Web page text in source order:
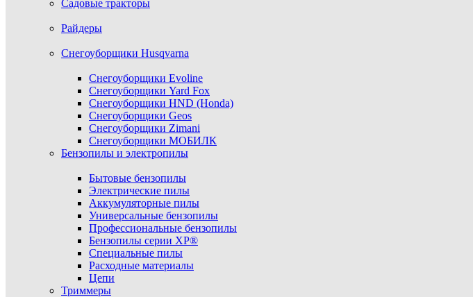
Садовые тракторы
Райдеры
Снегоуборщики Husqvarna
Снегоуборщики Evoline
Снегоуборщики Yard Fox
Снегоуборщики HND (Honda)
Снегоуборщики Geos
Снегоуборщики Zimani
Снегоуборщики МОБИЛК
Бензопилы и электропилы
Бытовые бензопилы
Электрические пилы
Аккумуляторные пилы
Универсальные бензопилы
Профессиональные бензопилы
Бензопилы серии XP®
Специальные пилы
Расходные материалы
Цепи
Триммеры